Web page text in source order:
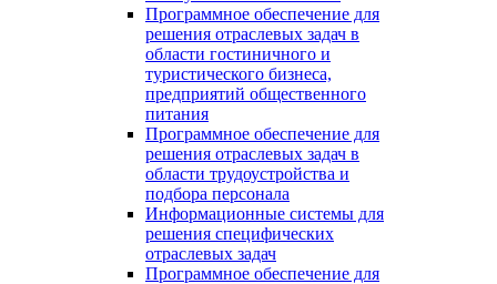
Программное обеспечение для
решения отраслевых задач в
области гостиничного и
туристического бизнеса,
предприятий общественного
питания
Программное обеспечение для
решения отраслевых задач в
области трудоустройства и
подбора персонала
Информационные системы для
решения специфических
отраслевых задач
Программное обеспечение для